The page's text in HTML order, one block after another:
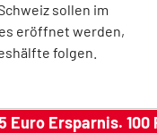
sollen im
eröffnet werden,
folgen.
Euro Ersparnis.